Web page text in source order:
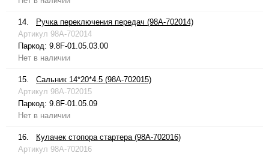
14.
Ручка переключения передач (98A-702014)
Артикул 98A-702014
Паркод: 9.8F-01.05.03.00
Нет в наличии
15.
Сальник 14*20*4.5 (98A-702015)
Артикул 98A-702015
Паркод: 9.8F-01.05.09
Нет в наличии
16.
Кулачек стопора стартера (98A-702016)
Артикул 98A-702016